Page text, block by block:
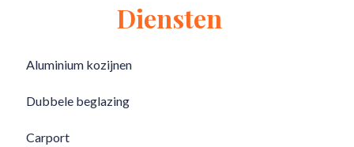
Diensten
Aluminium kozijnen
Dubbele beglazing
Carport